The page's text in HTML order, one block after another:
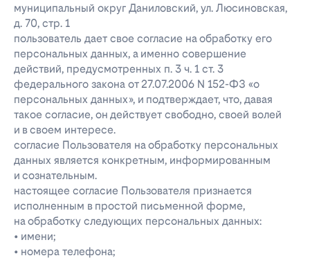
муниципальный округ Даниловский, ул. Люсиновская,
д. 70, стр. 1
пользователь дает свое согласие на обработку его
персональных данных, а именно совершение
действий, предусмотренных п. 3 ч. 1 ст. 3
федерального закона от 27.07.2006 N 152-ФЗ «о
персональных данных», и подтверждает, что, давая
такое согласие, он действует свободно, своей волей
и в своем интересе.
согласие Пользователя на обработку персональных
данных является конкретным, информированным
и сознательным.
настоящее согласие Пользователя признается
исполненным в простой письменной форме,
на обработку следующих персональных данных:
• имени;
• номера телефона;